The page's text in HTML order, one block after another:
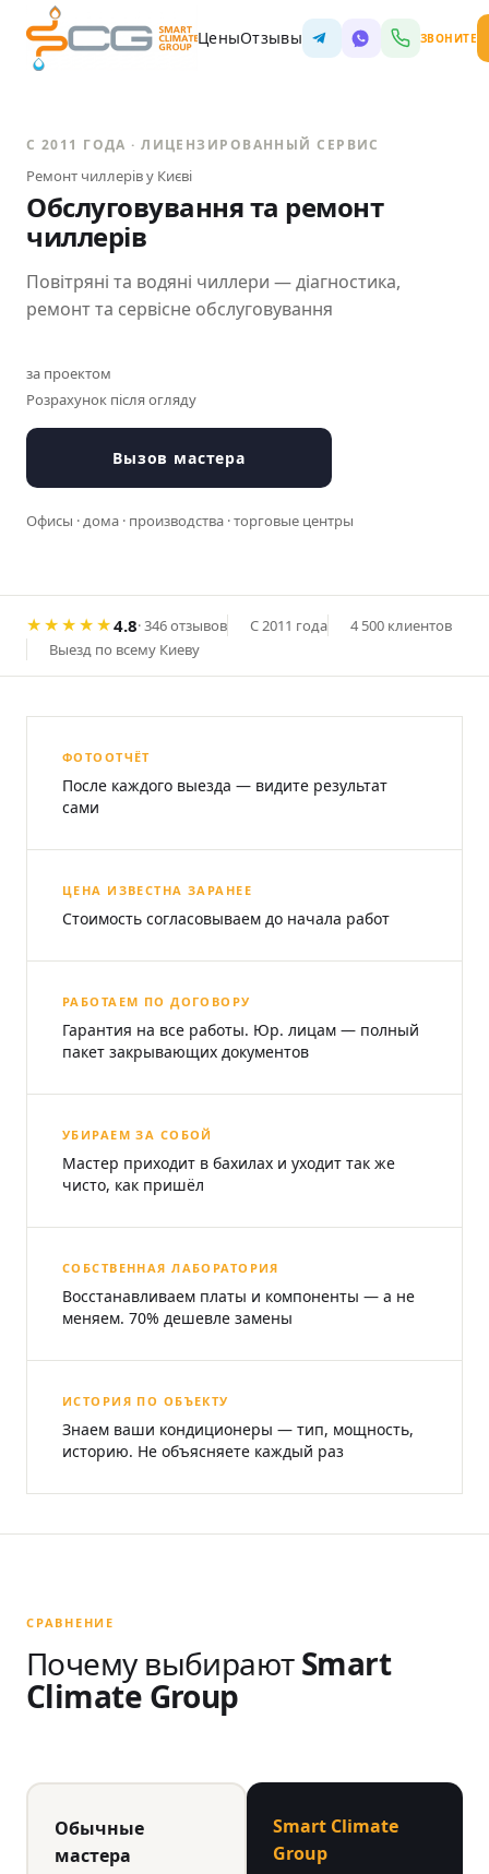
ЦеныОтзывы ЗВОНИТЕ
С 2011 ГОДА · ЛИЦЕНЗИРОВАННЫЙ СЕРВИС
Ремонт чиллерів у Києві
Обслуговування та ремонт
чиллерів
Повітряні та водяні чиллери — діагностика,
ремонт та сервісне обслуговування
за проектом
Розрахунок після огляду
Вызов мастера
Офисы · дома · производства · торговые центры
★★★★★4.8· 346 отзывов С 2011 года
4 500 клиентов
Выезд по всему Киеву
ФОТООТЧЁТ
После каждого выезда — видите результат
сами
ЦЕНА ИЗВЕСТНА ЗАРАНЕЕ
Стоимость согласовываем до начала работ
РАБОТАЕМ ПО ДОГОВОРУ
Гарантия на все работы. Юр. лицам — полный
пакет закрывающих документов
УБИРАЕМ ЗА СОБОЙ
Мастер приходит в бахилах и уходит так же
чисто, как пришёл
СОБСТВЕННАЯ ЛАБОРАТОРИЯ
Восстанавливаем платы и компоненты — а не
меняем. 70% дешевле замены
ИСТОРИЯ ПО ОБЪЕКТУ
Знаем ваши кондиционеры — тип, мощность,
историю. Не объясняете каждый раз
СРАВНЕНИЕ
Почему выбираютSmart
Climate Group
Обычные
мастера
Smart Climate
Group